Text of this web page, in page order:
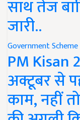
साथ तेज
जारी..
Government Scheme
PM Kisan
अक्टूबर से
काम, नहीं